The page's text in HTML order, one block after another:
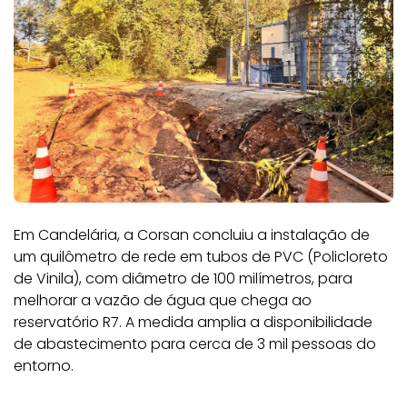
Em Candelária, a Corsan concluiu a instalação de
um quilômetro de rede em tubos de PVC (Policloreto
de Vinila), com diâmetro de 100 milímetros, para
melhorar a vazão de água que chega ao
reservatório R7. A medida amplia a disponibilidade
de abastecimento para cerca de 3 mil pessoas do
entorno.